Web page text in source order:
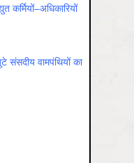
कर्मियों–अधिकारियों
संसदीय वामपंथियों का